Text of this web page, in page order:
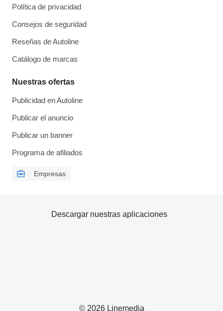
Política de privacidad
Consejos de seguridad
Reseñas de Autoline
Catálogo de marcas
Nuestras ofertas
Publicidad en Autoline
Publicar el anuncio
Publicar un banner
Programa de afiliados
Empresas
© 2026 Linemedia
Descargar nuestras aplicaciones